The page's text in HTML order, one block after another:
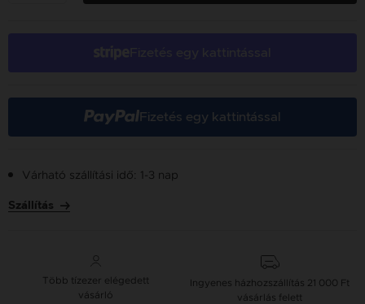
Fizetés egy kattintással
Várható szállítási idő: 1-3 nap
Szállítás
Több tízezer elégedett
vásárló
Ingyenes házhozszállítás 21 000 Ft
vásárlás felett